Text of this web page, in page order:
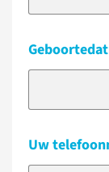
Uw